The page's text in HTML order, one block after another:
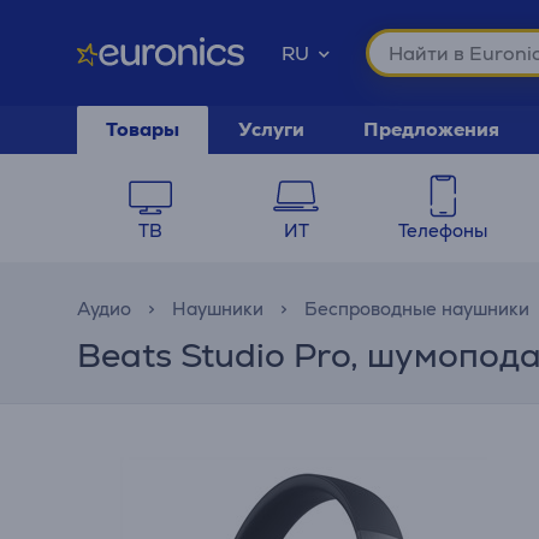
RU
Товары Услуги Предложения
ТВ ИТ Телефоны
Аудио Наушники Беспроводные наушники
Beats Studio Pro,